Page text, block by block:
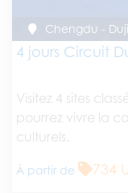
Chengdu -
4 jours Circuit
Visitez 4 sites
pourrez vivre la
culturels.
À partir de 734